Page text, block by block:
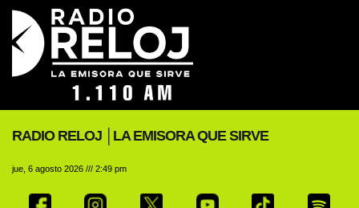
RADIO RELOJ │LA EMISORA QUE SIRVE
jue, 6 agosto 2026 /// 2:49 pm